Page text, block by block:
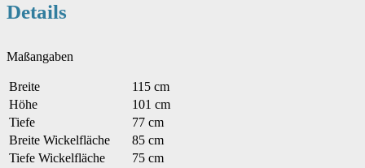
Details
Maßangaben
Breite
115 cm
Höhe
101 cm
Tiefe
77 cm
Breite Wickelfläche
85 cm
Tiefe Wickelfläche
75 cm